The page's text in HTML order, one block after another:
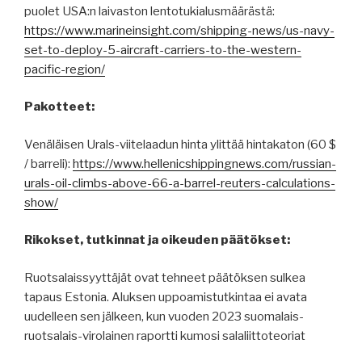
puolet USA:n laivaston lentotukialusmäärästä:
https://www.marineinsight.com/shipping-news/us-navy-
set-to-deploy-5-aircraft-carriers-to-the-western-
pacific-region/
Pakotteet:
Venäläisen Urals-viitelaadun hinta ylittää hintakaton (60 $
/ barreli): https://www.hellenicshippingnews.com/russian-
urals-oil-climbs-above-66-a-barrel-reuters-calculations-
show/
Rikokset, tutkinnat ja oikeuden päätökset:
Ruotsalaissyyttäjät ovat tehneet päätöksen sulkea
tapaus Estonia. Aluksen uppoamistutkintaa ei avata
uudelleen sen jälkeen, kun vuoden 2023 suomalais-
ruotsalais-virolainen raportti kumosi salaliittoteoriat